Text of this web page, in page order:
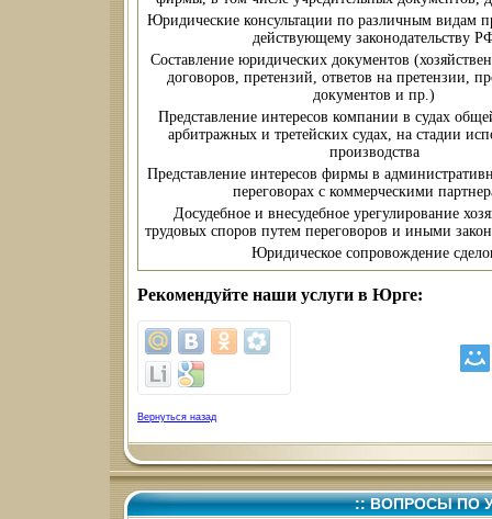
Юридические консультации по различным видам
действующему законодательству
Составление юридических документов
договоров, претензий, ответов на претензии,
документов и пр.)
Представление интересов компании в судах
арбитражных и третейских судах, на стадии
производства
Представление интересов фирмы в
переговорах с коммерческими
Досудебное и внесудебное урегулирование
трудовых споров путем переговоров и иными
Юридическое сопровождение
Рекомендуйте наши услуги в Юрге:
Вернуться назад
:: ВОПРОСЫ ПО